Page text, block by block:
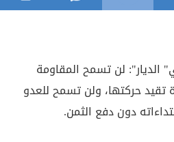
الديار": لن تسمح المقاومة
حركتها، ولن تسمح للعدو
دون دفع الثمن.